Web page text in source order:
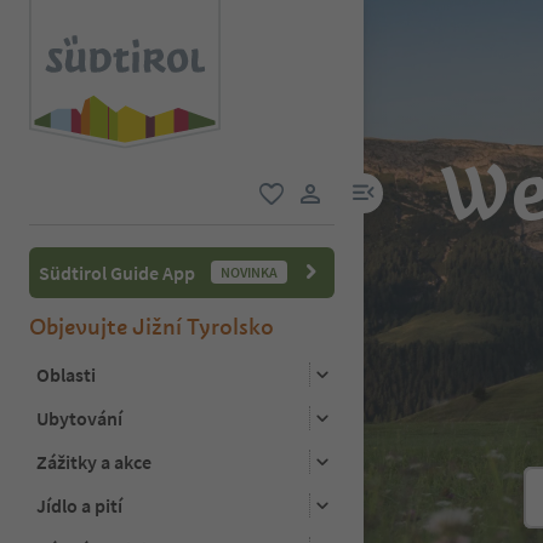
uživatelský odkaz
odkaz na menu
Südtirol Guide App NOVINKA
Objevujte Jižní Tyrolsko
Oblasti
Ubytování
Zážitky a akce
Jídlo a pití